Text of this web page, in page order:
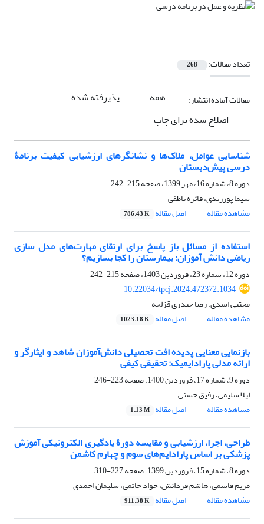
تعداد مقالات: 268
مقالات آماده انتشار: همه
پذیرفته شده
اصلاح شده برای چاپ
شناسایی عوامل، ملاک‌ها و نشانگرهای ارزشیابی کیفیت برنامۀ
درسی پیش‌دبستان
دوره 8، شماره 16، مهر 1399، صفحه
215-242
شیما پورزندی، فائزه ناطقی
مشاهده مقاله
اصل مقاله 786.43 K
استفاده از مسائل باز پاسخ برای ارتقای مهارت‌های مدل سازی
ریاضی دانش آموزان: بیمارستان را کجا بسازیم؟
دوره 12، شماره 23، فروردین 1403، صفحه
215-242
10.22034/tpcj.2024.472372.1034
مجتبی اسدی، رضا حیدری قزلجه
مشاهده مقاله
اصل مقاله 1023.18 K
بازنمایی معنایی پدیده افت تحصیلی دانش‌آموزان شاهد و ایثارگر و
ارائه مدلی پارادایمیک: تحقیقی کیفی
دوره 9، شماره 17، فروردین 1400، صفحه
223-246
لیلا سلیمی، رفیق حسنی
مشاهده مقاله
اصل مقاله 1.13 M
طراحی، اجرا، ارزشیابی و مقایسه دورۀ یادگیری الکترونیکی آموزش
پزشکی بر اساس پارادایم‌های سوم و چهارم کاشمن
دوره 8، شماره 15، فروردین 1399، صفحه
227-310
مریم قاسمی، هاشم فردانش، جواد حاتمی، سلیمان احمدی
مشاهده مقاله
اصل مقاله 911.38 K